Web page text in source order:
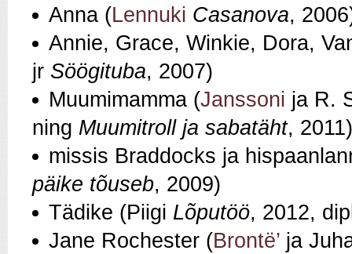
Anna (Lennuki Casanova,
Annie, Grace, Winkie, Dora,
jr Söögituba, 2007)
Muumimamma (Janssoni ja R.
ning Muumitroll ja sabatäht, 2011)
missis Braddocks ja
päike tõuseb, 2009)
Tädike (Piigi Lõputöö, 2012,
Jane Rochester (Brontë’ ja